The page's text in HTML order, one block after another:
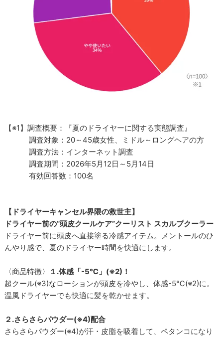
【※1】調査概要：『夏のドライヤーに関する実態調査』
調査対象：20～45歳女性、ミドル～ロングヘアの方
調査方法：インターネット調査
調査期間：2026年5月12日～5月14日
有効回答数：100名
【ドライヤーキャンセル界隈の救世主】
ドライヤー前の“頭皮クールケア”クーリスト スカルプクーラー
ドライヤー前に頭皮へ直接塗る冷感アイテム。メントールのひ
んやり感で、夏のドライヤー時間を快適にします。
〈商品特徴〉
１.体感「-5℃」(※2)！
超クール(※3)なローションが頭皮を冷やし、体感-5℃(※2)に。
温風ドライヤーでも快適に髪を乾かせます。
２.さらさらパウダー(※4)配合
さらさらパウダー(※4)が汗・皮脂を吸着して、ペタンコになり